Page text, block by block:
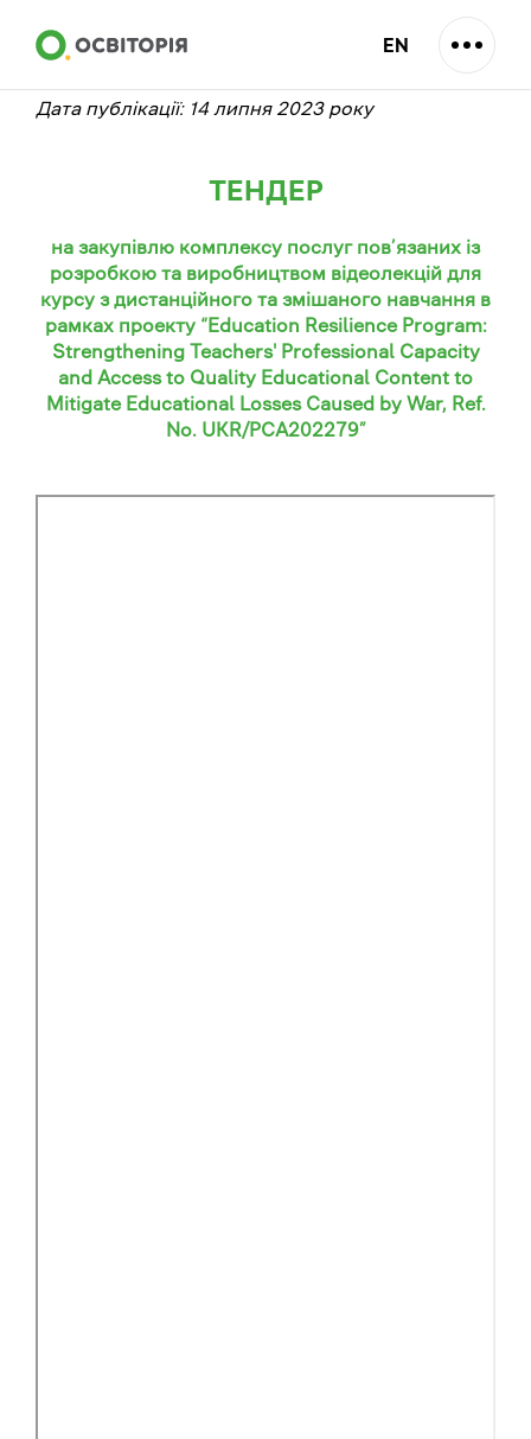
EN
Дата публікації: 14 липня 2023 року
ТЕНДЕР
на закупівлю комплексу послуг пов’язаних із
розробкою та виробництвом відеолекцій для
курсу з дистанційного та змішаного навчання в
рамках проекту “Education Resilience Program:
Strengthening Teachers' Professional Capacity
and Access to Quality Educational Content to
Mitigate Educational Losses Caused by War, Ref.
No. UKR/PCA202279”